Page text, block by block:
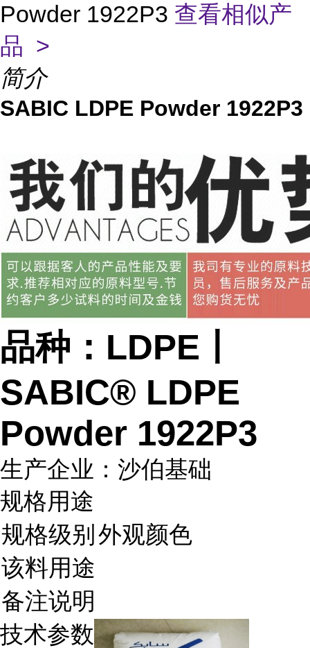
Powder 1922P3 查看相似产
品 >
简介
SABIC LDPE Powder 1922P3
品种：LDPE丨
SABIC® LDPE
Powder 1922P3
生产企业：沙伯基础
规格用途
规格级别 外观颜色
该料用途
备注说明
技术参数